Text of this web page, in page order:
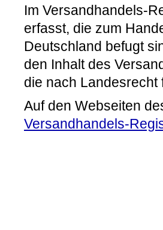
Im Versandhandels-
erfasst, die zum
Deutschland befugt
den Inhalt des
die nach Landesrecht
Auf den Webseiten
Versandhandels-